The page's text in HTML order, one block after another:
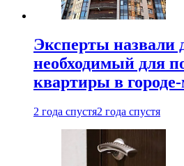
Эксперты назвали
необходимый для
квартиры в
2 года спустя2 года спустя